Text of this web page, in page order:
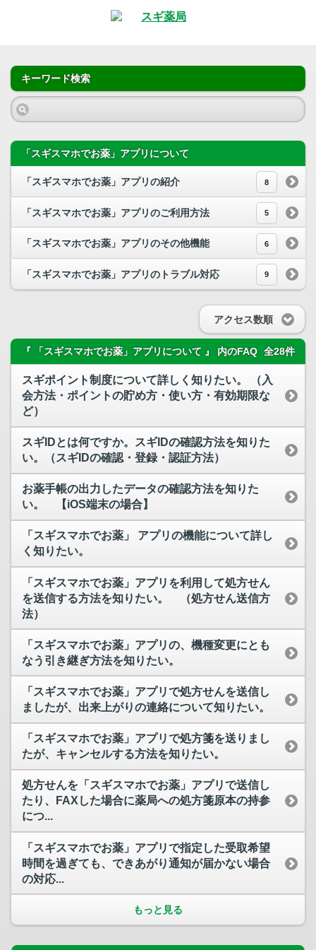
キーワード検索
「スギスマホでお薬」アプリについて
「スギスマホでお薬」アプリの紹介 8
「スギスマホでお薬」アプリのご利用方法 5
「スギスマホでお薬」アプリのその他機能 6
「スギスマホでお薬」アプリのトラブル対応 9
アクセス数順
『 「スギスマホでお薬」アプリについて 』 内のFAQ 全28件
スギポイント制度について詳しく知りたい。 （入
会方法・ポイントの貯め方・使い方・有効期限な
ど）
スギIDとは何ですか。スギIDの確認方法を知りた
い。（スギIDの確認・登録・認証方法）
お薬手帳の出力したデータの確認方法を知りた
い。 【iOS端末の場合】
「スギスマホでお薬」 アプリの機能について詳し
く知りたい。
「スギスマホでお薬」アプリを利用して処方せん
を送信する方法を知りたい。 （処方せん送信方
法）
「スギスマホでお薬」アプリの、機種変更にとも
なう引き継ぎ方法を知りたい。
「スギスマホでお薬」アプリで処方せんを送信し
ましたが、出来上がりの連絡について知りたい。
「スギスマホでお薬」アプリで処方箋を送りまし
たが、キャンセルする方法を知りたい。
処方せんを「スギスマホでお薬」アプリで送信し
たり、FAXした場合に薬局への処方箋原本の持参
につ...
「スギスマホでお薬」アプリで指定した受取希望
時間を過ぎても、できあがり通知が届かない場合
の対応...
もっと見る